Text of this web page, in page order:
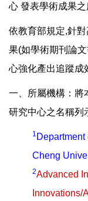
心 發表學術成果
依教育部規定,針
果(如學術期刊論
心強化產出追蹤成
一、所屬機構：將
研究中心之名稱列
1
Cheng
2Advanced
Innovations/